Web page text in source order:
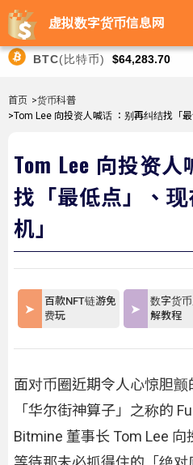
虚拟数字货币信息网
BTC(比特币) $64,283.70
首页 >货币科普
>Tom Lee 向投资人喊话 ：别再纠结找「
Tom Lee 向投资
找「最低点」、
机」
百款NFT链游免
费玩
数字货
解教程
面对币圈近期令人心惊胆
「华尔街神算子」之称的
Bitmine 董事长 Tom Lee